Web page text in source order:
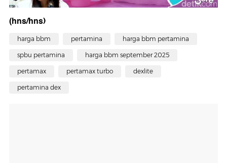
(hns/hns)
harga bbm pertamina harga bbm pertamina
spbu pertamina harga bbm september 2025
pertamax pertamax turbo dexlite
pertamina dex